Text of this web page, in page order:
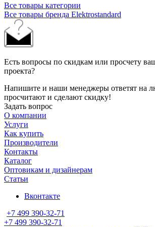
Все товары категории
Все товары бренда Elektrostandard
Есть вопросы по скидкам или просчету
проекта?
Напишите и наши менеджеры ответят на
просчитают и сделают скидку!
Задать вопрос
О компании
Услуги
Как купить
Производители
Контакты
Каталог
Оптовикам и дизайнерам
Статьи
Вконтакте
+7 499 390-32-71
+7 499 390-32-71